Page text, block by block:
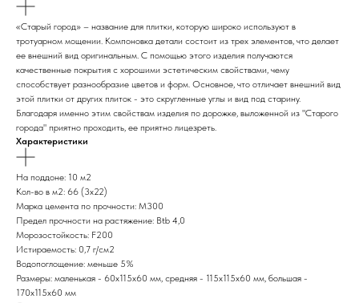
«Старый город» – название для плитки, которую широко используют в
тротуарном мощении. Компоновка детали состоит из трех элементов, что делает
ее внешний вид оригинальным. С помощью этого изделия получаются
качественные покрытия с хорошими эстетическим свойствами, чему
способствует разнообразие цветов и форм. Основное, что отличает внешний вид
этой плитки от других плиток - это скругленные углы и вид под старину.
Благодаря именно этим свойствам изделия по дорожке, выложенной из "Старого
города" приятно проходить, ее приятно лицезреть.
Характеристики
На поддоне: 10 м2
Кол-во в м2: 66 (3х22)
Марка цемента по прочности: М300
Предел прочности на растяжение: Btb 4,0
Морозостойкость: F200
Истираемость: 0,7 г/cм2
Водопоглощение: меньше 5%
Размеры: маленькая - 60х115х60 мм, средняя - 115х115х60 мм, большая -
170х115х60 мм